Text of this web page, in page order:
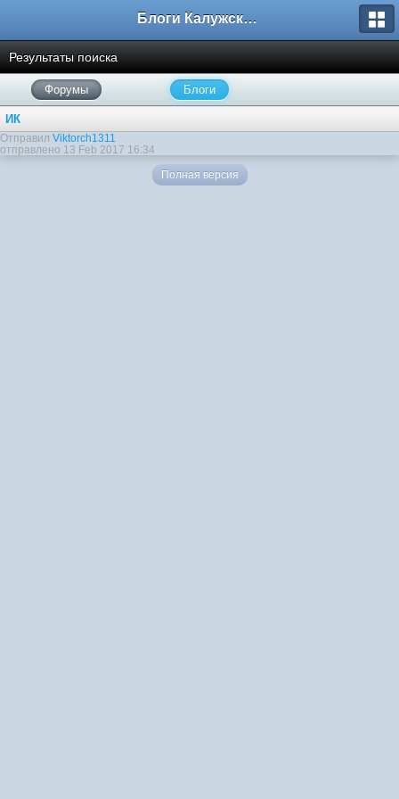
Блоги Калужского перекрестка
Результаты поиска
Форумы Блоги
ИК
Отправил Viktorch1311
отправлено 13 Feb 2017 16:34
Полная версия